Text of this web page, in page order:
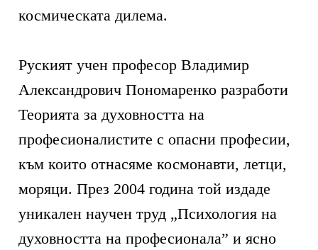
космическата дилема.
Руският учен професор Владимир
Александрович Пономаренко разработи
Теорията за духовността на
професионалистите с опасни професии,
към които отнасяме космонавти, летци,
моряци. През 2004 година той издаде
уникален научен труд „Психология на
духовността на професионала” и ясно